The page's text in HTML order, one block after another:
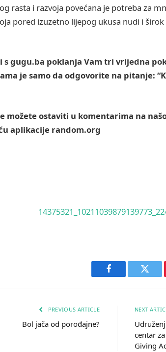
rasta i razvoja povećana je potreba za
pored izuzetno lijepog ukusa nudi i
s gugu.ba poklanja Vam tri vrijedna
je samo da odgovorite na pitanje:
možete ostaviti u komentarima na
aplikacije random.org
Facebook
PREVIOUS ARTICLE
Bol jača od porođajne?
NEXT
centar
Giving